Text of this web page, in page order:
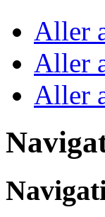
Aller
Aller
Aller